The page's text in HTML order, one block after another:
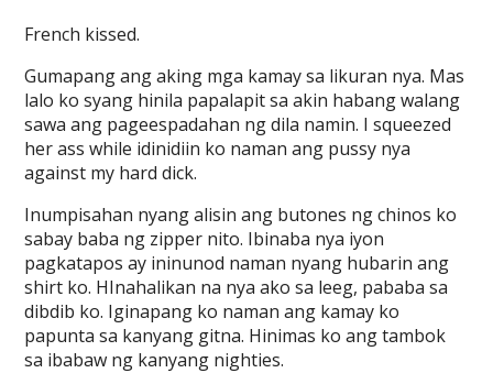
French kissed.
Gumapang ang aking mga kamay sa likuran nya. Mas
lalo ko syang hinila papalapit sa akin habang walang
sawa ang pageespadahan ng dila namin. I squeezed
her ass while idinidiin ko naman ang pussy nya
against my hard dick.
Inumpisahan nyang alisin ang butones ng chinos ko
sabay baba ng zipper nito. Ibinaba nya iyon
pagkatapos ay ininunod naman nyang hubarin ang
shirt ko. HInahalikan na nya ako sa leeg, pababa sa
dibdib ko. Iginapang ko naman ang kamay ko
papunta sa kanyang gitna. Hinimas ko ang tambok
sa ibabaw ng kanyang nighties.